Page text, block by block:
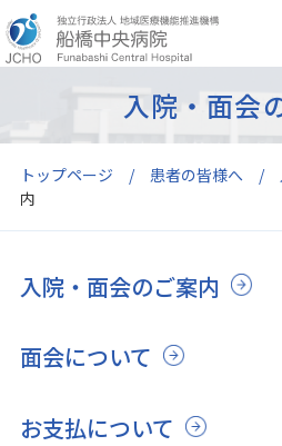
トップページ 患者の皆様へ
内
入院・面会
入院・面会のご案内
面会について
お支払について